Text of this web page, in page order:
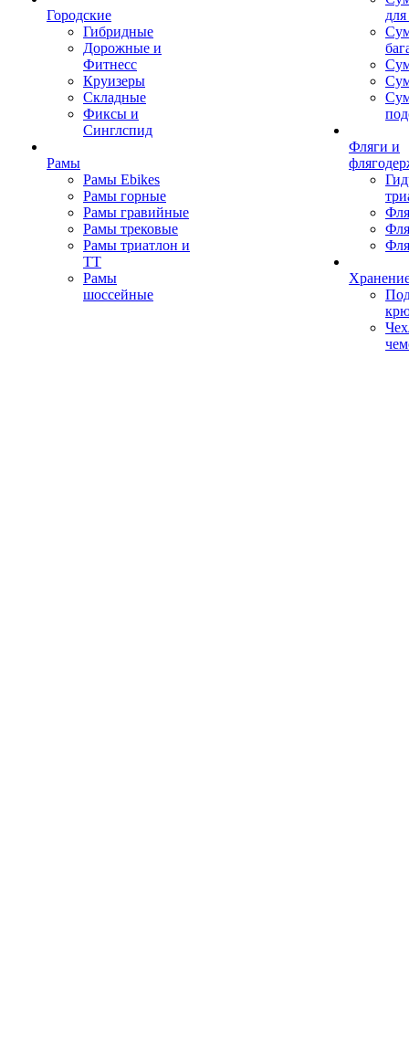
Городские
Гибридные
Дорожные и
Фитнесс
Круизеры
Складные
Фиксы и
Синглспид
Рамы
Рамы Ebikes
Рамы горные
Рамы гравийные
Рамы трековые
Рамы триатлон и
ТТ
Рамы
шоссейные
Фляги и